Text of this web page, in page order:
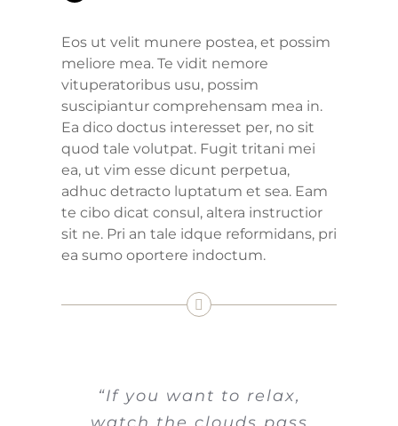
Eos ut velit munere postea, et possim
meliore mea. Te vidit nemore
vituperatoribus usu, possim
suscipiantur comprehensam mea in.
Ea dico doctus interesset per, no sit
quod tale volutpat. Fugit tritani mei
ea, ut vim esse dicunt perpetua,
adhuc detracto luptatum et sea. Eam
te cibo dicat consul, altera instructior
sit ne. Pri an tale idque reformidans, pri
ea sumo oportere indoctum.
“If you want to relax,